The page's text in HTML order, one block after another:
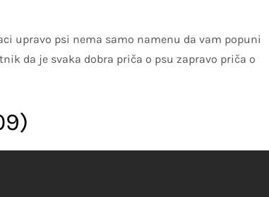
upravo psi nema samo namenu da vam popuni
da je svaka dobra priča o psu zapravo priča o